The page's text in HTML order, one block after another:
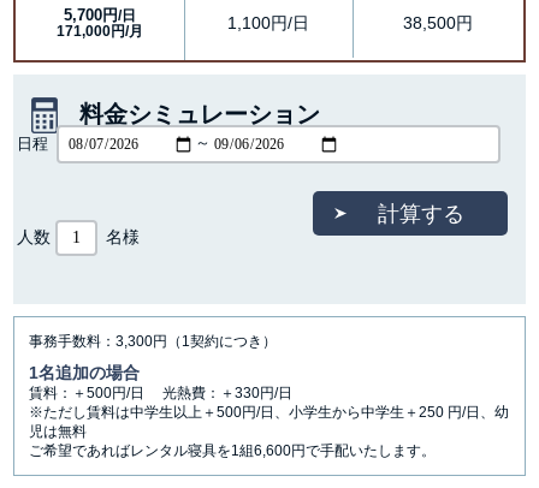
5,700円/日
171,000円/月
1,100円/日 38,500円
料金シミュレーション
人数 名様
日程 ～
事務手数料：3,300円（1契約につき）
1名追加の場合
賃料：＋500円/日 光熱費：＋330円/日
※ただし賃料は中学生以上＋500円/日、小学生から中学生＋250 円/日、幼
児は無料
ご希望であればレンタル寝具を1組6,600円で手配いたします。